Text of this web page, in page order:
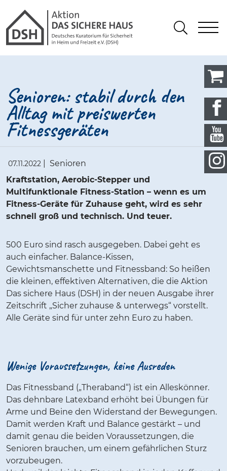
Gathmann Michaelis und
Suchen
Senioren: stabil durch den
Alltag mit preiswerten
Fitnessgeräten
07.11.2022
Senioren
Kraftstation, Aerobic-Stepper und
Multifunktionale Fitness-Station – wenn es um
Fitness-Geräte für Zuhause geht, wird es sehr
schnell groß und technisch. Und teuer.
500 Euro sind rasch ausgegeben. Dabei geht es
auch einfacher. Balance-Kissen,
Gewichtsmanschette und Fitnessband: So heißen
die kleinen, effektiven Alternativen, die die Aktion
Das sichere Haus (DSH) in der neuen Ausgabe ihrer
Zeitschrift „Sicher zuhause & unterwegs“ vorstellt.
Alle Geräte sind für unter zehn Euro zu haben.
Wenige Voraussetzungen, keine Ausreden
Das Fitnessband („Theraband“) ist ein Alleskönner.
Das dehnbare Latexband erhöht bei Übungen für
Arme und Beine den Widerstand der Bewegungen.
Damit werden Kraft und Balance gestärkt – und
damit genau die beiden Voraussetzungen, die
Senioren brauchen, um einem gefährlichen Sturz
vorzubeugen.